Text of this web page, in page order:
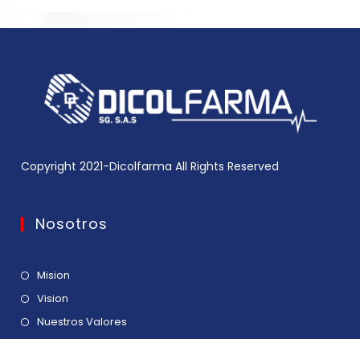
Copyright 2021-Dicolfarma All Rights Reserved
Nosotros
Mision
Vision
Nuestros Valores